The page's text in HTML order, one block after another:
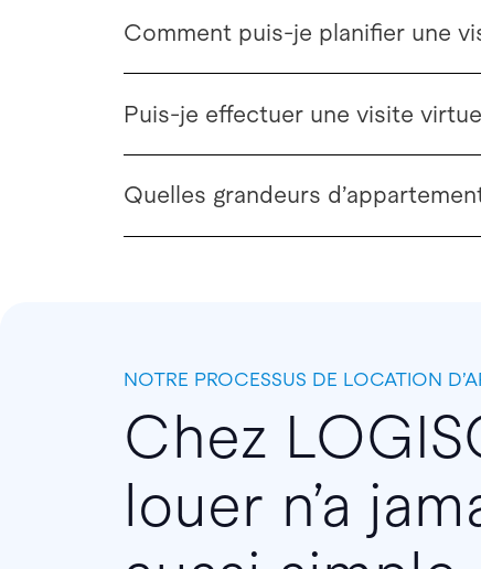
Comment puis-je planifier une
Puis-je effectuer une visite
Quelles grandeurs
NOTRE PROCESSUS DE LOCATION
Chez
louer n’a